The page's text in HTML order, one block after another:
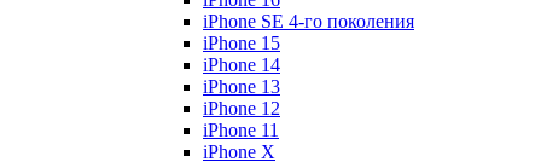
iPhone SE 4-го поколения
iPhone 15
iPhone 14
iPhone 13
iPhone 12
iPhone 11
iPhone X